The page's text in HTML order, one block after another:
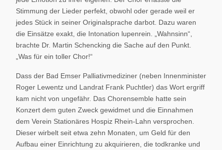
Stimmung der Lieder perfekt, obwohl oder gerade weil er
jedes Stück in seiner Originalsprache darbot. Dazu waren
die Einsätze exakt, die Intonation lupenrein. „Wahnsinn“,
brachte Dr. Martin Schencking die Sache auf den Punkt.
„Was für ein toller Chor!“
Dass der Bad Emser Palliativmediziner (neben Innenminister
Roger Lewentz und Landrat Frank Puchtler) das Wort ergriff
kam nicht von ungefähr. Das Chorensemble hatte sein
Konzert dem guten Zweck gewidmet und die Einnahmen
dem Verein Stationäres Hospiz Rhein-Lahn versprochen.
Dieser wirbelt seit etwa zehn Monaten, um Geld für den
Aufbau einer Einrichtung zu akquirieren, die todkranke und